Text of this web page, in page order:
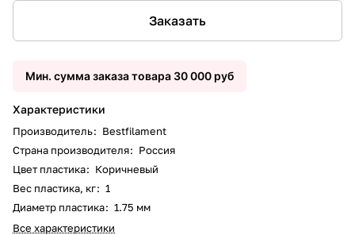
Заказать
Мин. сумма заказа товара 30 000 руб
Характеристики
Производитель: Bestfilament
Страна производителя: Россия
Цвет пластика: Коричневый
Вес пластика, кг: 1
Диаметр пластика: 1.75 мм
Все характеристики